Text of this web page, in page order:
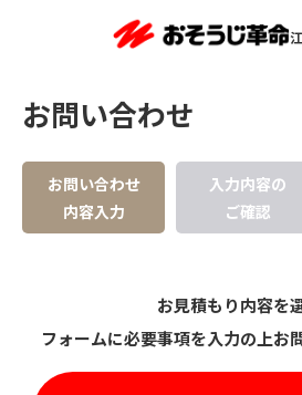
お問い合わせ
お問い合わせ
内容入力
入力内容の
ご確認
お見積もり内容を
フォームに必要事項を入力の上お